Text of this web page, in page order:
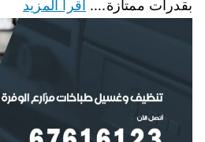
بقدرات ممتازة.… اقرأ المزيد